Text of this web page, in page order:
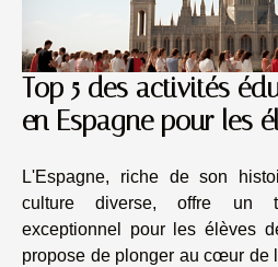
Top 5 des activités
en Espagne pour les
L'Espagne, riche de son
culture diverse, offre un
exceptionnel pour les élèves
propose de plonger au cœur de